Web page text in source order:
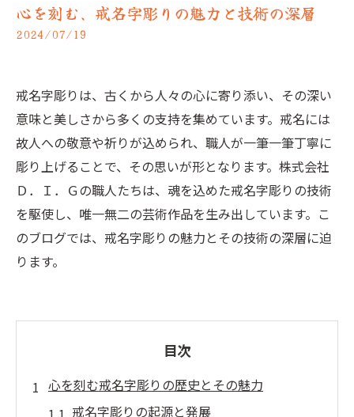
心を刻む、戒名字彫りの魅力と技術の深層
2024/07/19
戒名字彫りは、古くから人々の心に寄り添い、その深い
意味と美しさから多くの支持を集めています。戒名には
故人への敬意や祈りが込められ、職人が一筆一筆丁寧に
彫り上げることで、その思いが形となります。株式会社
Ｄ．Ｉ．Ｇの職人たちは、魂を込めた戒名字彫りの技術
を駆使し、唯一無二の芸術作品を生み出しています。こ
のブログでは、戒名字彫りの魅力とその技術の深層に迫
ります。
目次
心を刻む戒名字彫りの歴史とその魅力
戒名字彫りの起源と発展